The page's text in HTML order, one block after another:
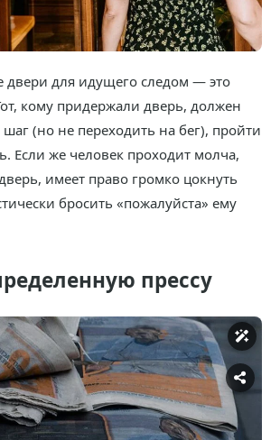
для идущего следом — это
кому придержали дверь, должен
шаг (но не переходить на бег), пройти
Если же человек проходит молча,
имеет право громко цокнуть
бросить «пожалуйста» ему
прессу